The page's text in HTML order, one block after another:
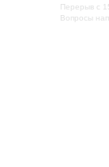
Перерыв с
Вопросы